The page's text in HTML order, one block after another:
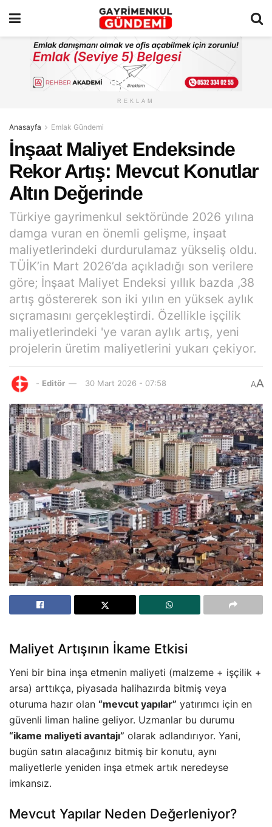
REKLAM
Anasayfa Emlak Gündemi
İnşaat Maliyet Endeksinde
Rekor Artış: Mevcut Konutlar
Altın Değerinde
Türkiye gayrimenkul sektöründe 2026 yılına
damga vuran en önemli gelişme, inşaat
maliyetlerindeki durdurulamaz yükseliş oldu.
TÜİK’in Mart 2026’da açıkladığı son verilere
göre; İnşaat Maliyet Endeksi yıllık bazda ,38
artış göstererek son iki yılın en yüksek aylık
sıçramasını gerçekleştirdi. Özellikle işçilik
maliyetlerindeki 'ye varan aylık artış, yeni
projelerin üretim maliyetlerini yukarı çekiyor.
- Editör 30 Mart 2026 - 07:58 AA
Maliyet Artışının İkame Etkisi
Yeni bir bina inşa etmenin maliyeti (malzeme + işçilik +
arsa) arttıkça, piyasada halihazırda bitmiş veya
oturuma hazır olan “mevcut yapılar” yatırımcı için en
güvenli liman haline geliyor. Uzmanlar bu durumu
“ikame maliyeti avantajı” olarak adlandırıyor. Yani,
bugün satın alacağınız bitmiş bir konutu, aynı
maliyetlerle yeniden inşa etmek artık neredeyse
imkansız.
Mevcut Yapılar Neden Değerleniyor?